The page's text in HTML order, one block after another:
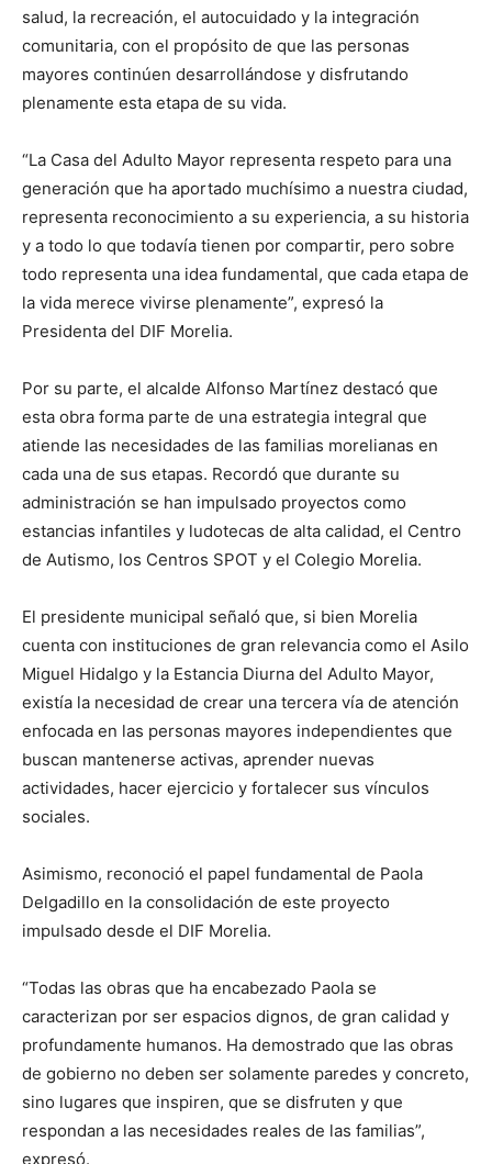
salud, la recreación, el autocuidado y la integración
comunitaria, con el propósito de que las personas
mayores continúen desarrollándose y disfrutando
plenamente esta etapa de su vida.
“La Casa del Adulto Mayor representa respeto para una
generación que ha aportado muchísimo a nuestra ciudad,
representa reconocimiento a su experiencia, a su historia
y a todo lo que todavía tienen por compartir, pero sobre
todo representa una idea fundamental, que cada etapa de
la vida merece vivirse plenamente”, expresó la
Presidenta del DIF Morelia.
Por su parte, el alcalde Alfonso Martínez destacó que
esta obra forma parte de una estrategia integral que
atiende las necesidades de las familias morelianas en
cada una de sus etapas. Recordó que durante su
administración se han impulsado proyectos como
estancias infantiles y ludotecas de alta calidad, el Centro
de Autismo, los Centros SPOT y el Colegio Morelia.
El presidente municipal señaló que, si bien Morelia
cuenta con instituciones de gran relevancia como el Asilo
Miguel Hidalgo y la Estancia Diurna del Adulto Mayor,
existía la necesidad de crear una tercera vía de atención
enfocada en las personas mayores independientes que
buscan mantenerse activas, aprender nuevas
actividades, hacer ejercicio y fortalecer sus vínculos
sociales.
Asimismo, reconoció el papel fundamental de Paola
Delgadillo en la consolidación de este proyecto
impulsado desde el DIF Morelia.
“Todas las obras que ha encabezado Paola se
caracterizan por ser espacios dignos, de gran calidad y
profundamente humanos. Ha demostrado que las obras
de gobierno no deben ser solamente paredes y concreto,
sino lugares que inspiren, que se disfruten y que
respondan a las necesidades reales de las familias”,
expresó.